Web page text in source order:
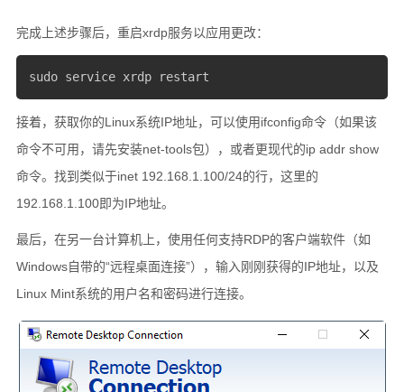
完成上述步骤后，重启xrdp服务以应用更改：
sudo service xrdp restart
接着，获取你的Linux系统IP地址，可以使用ifconfig命令（如果该
命令不可用，请先安装net-tools包），或者更现代的ip addr show
命令。找到类似于inet 192.168.1.100/24的行，这里的
192.168.1.100即为IP地址。
最后，在另一台计算机上，使用任何支持RDP的客户端软件（如
Windows自带的“远程桌面连接”），输入刚刚获得的IP地址，以及
Linux Mint系统的用户名和密码进行连接。